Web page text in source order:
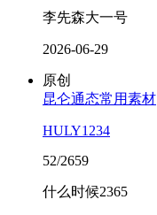
李先森大一号
2026-06-29
原创
昆仑通态常用素材
HULY1234
52/2659
什么时候2365